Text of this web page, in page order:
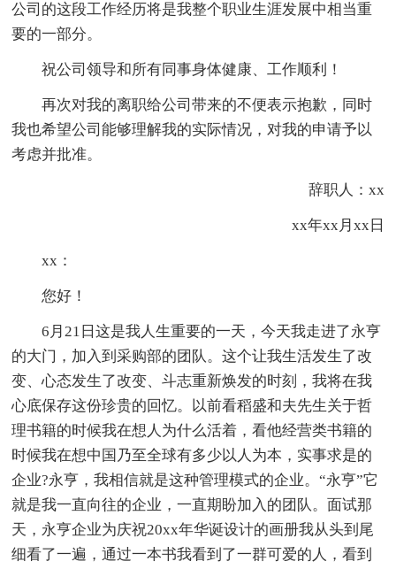
公司的这段工作经历将是我整个职业生涯发展中相当重
要的一部分。
祝公司领导和所有同事身体健康、工作顺利！
再次对我的离职给公司带来的不便表示抱歉，同时
我也希望公司能够理解我的实际情况，对我的申请予以
考虑并批准。
辞职人：xx
xx年xx月xx日
xx：
您好！
6月21日这是我人生重要的一天，今天我走进了永亨
的大门，加入到采购部的团队。这个让我生活发生了改
变、心态发生了改变、斗志重新焕发的时刻，我将在我
心底保存这份珍贵的回忆。以前看稻盛和夫先生关于哲
理书籍的时候我在想人为什么活着，看他经营类书籍的
时候我在想中国乃至全球有多少以人为本，实事求是的
企业?永亨，我相信就是这种管理模式的企业。“永亨”它
就是我一直向往的企业，一直期盼加入的团队。面试那
天，永亨企业为庆祝20xx年华诞设计的画册我从头到尾
细看了一遍，通过一本书我看到了一群可爱的人，看到